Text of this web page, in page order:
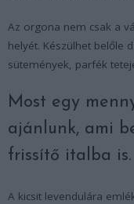
Az orgona nem csak a
helyét. Készülhet belőle
sütemények, parfék
Most egy
ajánlunk, ami
frissítő italba is.
A kicsit levendulára